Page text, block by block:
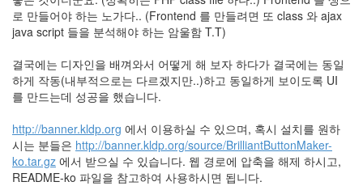
로 만들어야 하는 노가다.. (Frontend 를 만들려면 또 class 와 ajax
java script 들을 분석해야 하는 암울함 T.T)
결국에는 디자인을 배껴와서 어떻게 해 보자 하다가 결국에는 동일
하게 작동(내부적으로는 다르겠지만..)하고 동일하게 보이도록 UI
를 만드는데 성공을 했습니다.
http://banner.kldp.org 에서 이용하실 수 있으며, 혹시 설치를 원하
시는 분들은 http://banner.kldp.org/source/BrilliantButtonMaker-
ko.tar.gz 에서 받으실 수 있습니다. 웹 경로에 압축을 해제 하시고,
README-ko 파일을 참고하여 사용하시면 됩니다.
Categories
체
192
주
주
절
30
군